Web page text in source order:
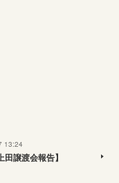
13:24
田譲渡会報告】